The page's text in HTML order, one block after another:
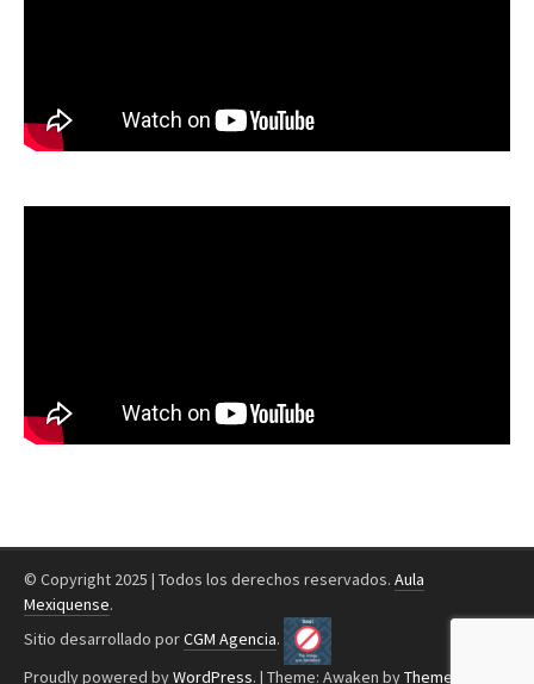
© Copyright 2025 | Todos los derechos reservados. Aula
Mexiquense.
Sitio desarrollado porCGM Agencia.
Proudly powered byWordPress. | Theme: Awaken byThemezHut